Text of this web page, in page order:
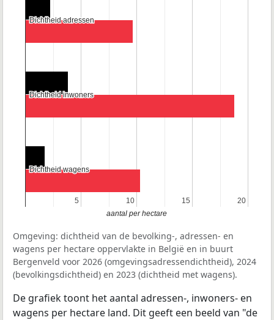
5
5 10
10 15
15 20
20
Dichtheid adressen
Dichtheid adressen
Dichtheid inwoners
Dichtheid inwoners
Dichtheid wagens
Dichtheid wagens
aantal per hectare
Omgeving: dichtheid van de bevolking-, adressen- en
wagens per hectare oppervlakte in België en in buurt
Bergenveld voor 2026 (omgevingsadressendichtheid), 2024
(bevolkingsdichtheid) en 2023 (dichtheid met wagens).
De grafiek toont het aantal adressen-, inwoners- en
wagens per hectare land. Dit geeft een beeld van "de